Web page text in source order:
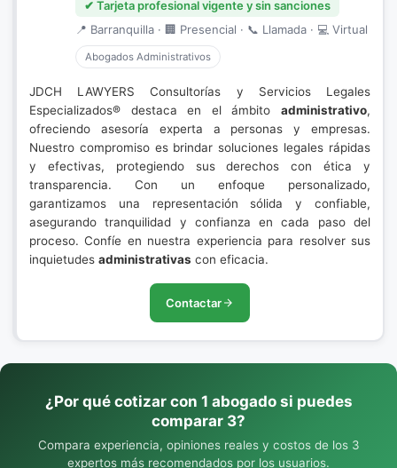
✔ Tarjeta profesional vigente y sin sanciones
📍 Barranquilla · 🏢 Presencial · 📞 Llamada · 💻 Virtual
Abogados Administrativos
JDCH LAWYERS Consultorías y Servicios Legales
Especializados® destaca en el ámbito administrativo,
ofreciendo asesoría experta a personas y empresas.
Nuestro compromiso es brindar soluciones legales rápidas
y efectivas, protegiendo sus derechos con ética y
transparencia. Con un enfoque personalizado,
garantizamos una representación sólida y confiable,
asegurando tranquilidad y confianza en cada paso del
proceso. Confíe en nuestra experiencia para resolver sus
inquietudes administrativas con eficacia.
Contactar
¿Por qué cotizar con 1 abogado si puedes
comparar 3?
Compara experiencia, opiniones reales y costos de los 3
expertos más recomendados por los usuarios.